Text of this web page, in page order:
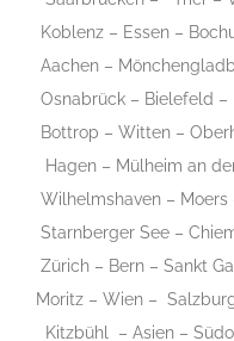
Koblenz – Essen –
Aachen –
Osnabrück – Bielefeld –
Bottrop – Witten –
Hagen – Mülheim an
Wilhelmshaven – Moers
Starnberger See –
Zürich – Bern – Sankt
Moritz – Wien –
Kitzbühl – Asien –